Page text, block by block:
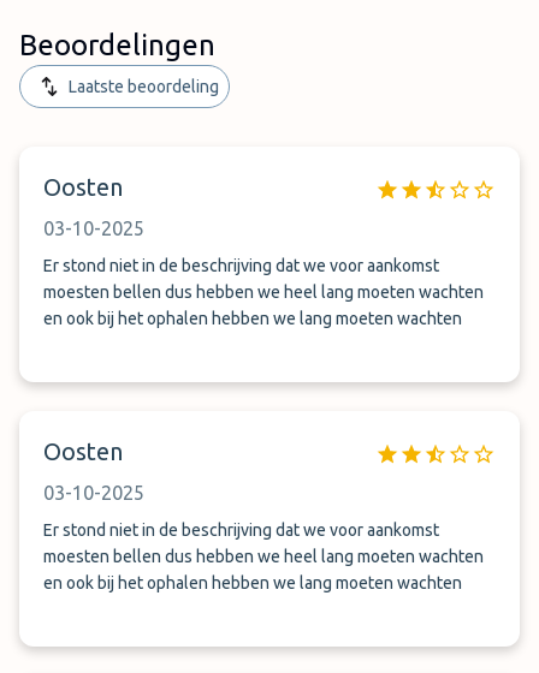
Beoordelingen
Laatste beoordeling
Oosten
03-10-2025
Er stond niet in de beschrijving dat we voor aankomst
moesten bellen dus hebben we heel lang moeten wachten
en ook bij het ophalen hebben we lang moeten wachten
Oosten
03-10-2025
Er stond niet in de beschrijving dat we voor aankomst
moesten bellen dus hebben we heel lang moeten wachten
en ook bij het ophalen hebben we lang moeten wachten